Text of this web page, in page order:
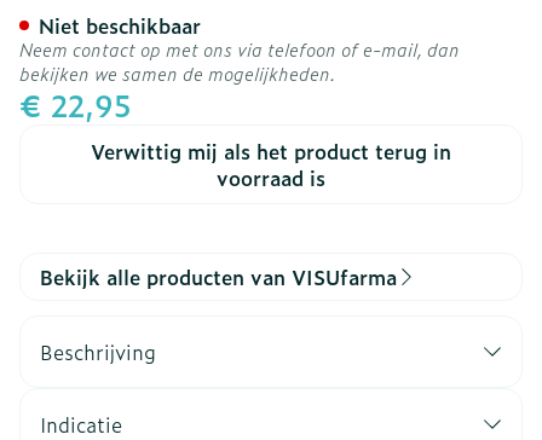
€ 22,95
Verwittig mij als het product terug in
voorraad is
Niet beschikbaar
Neem contact op met ons via telefoon of e-mail, dan
bekijken we samen de mogelijkheden.
Bekijk alle producten van VISUfarma
Beschrijving
Indicatie